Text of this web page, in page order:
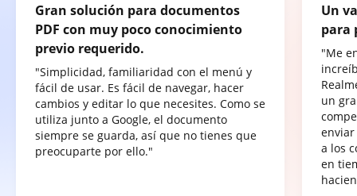
Gran solución para documentos
PDF con muy poco conocimiento
previo requerido.
"Simplicidad, familiaridad con el menú y
fácil de usar. Es fácil de navegar, hacer
cambios y editar lo que necesites. Como se
utiliza junto a Google, el documento
siempre se guarda, así que no tienes que
preocuparte por ello."
Un
para
"Me
un
a los
en